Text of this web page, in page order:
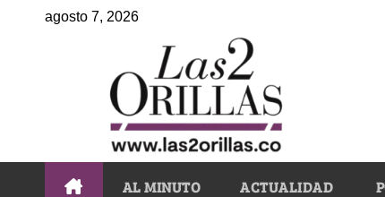
agosto 7, 2026
AL MINUTO ACTUALIDAD